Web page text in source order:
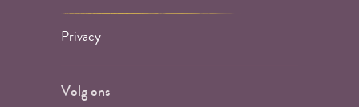
Privacy
Volg ons